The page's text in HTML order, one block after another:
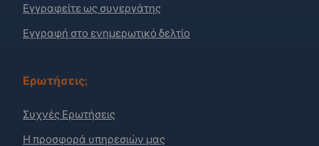
Εγγραφείτε ως συνεργάτης
Εγγραφή στο ενημερωτικό δελτίο
Ερωτήσεις;
Συχνές Ερωτήσεις
Η προσφορά υπηρεσιών μας